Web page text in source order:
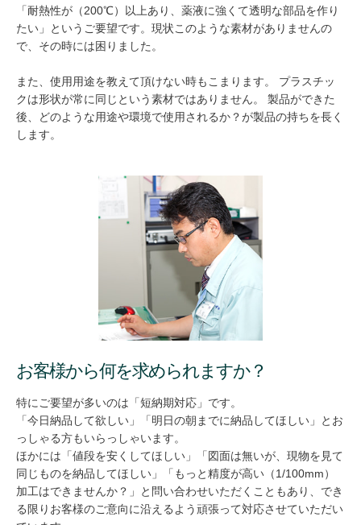
「耐熱性が（200℃）以上あり、薬液に強くて透明な部品を作り
たい」というご要望です。現状このような素材がありませんの
で、その時には困りました。
また、使用用途を教えて頂けない時もこまります。 プラスチッ
クは形状が常に同じという素材ではありません。 製品ができた
後、どのような用途や環境で使用されるか？が製品の持ちを長く
します。
お客様から何を求められますか？
特にご要望が多いのは「短納期対応」です。
「今日納品して欲しい」「明日の朝までに納品してほしい」とお
っしゃる方もいらっしゃいます。
ほかには「値段を安くしてほしい」「図面は無いが、現物を見て
同じものを納品してほしい」「もっと精度が高い（1/100mm）
加工はできませんか？」と問い合わせいただくこともあり、でき
る限りお客様のご意向に沿えるよう頑張って対応させていただい